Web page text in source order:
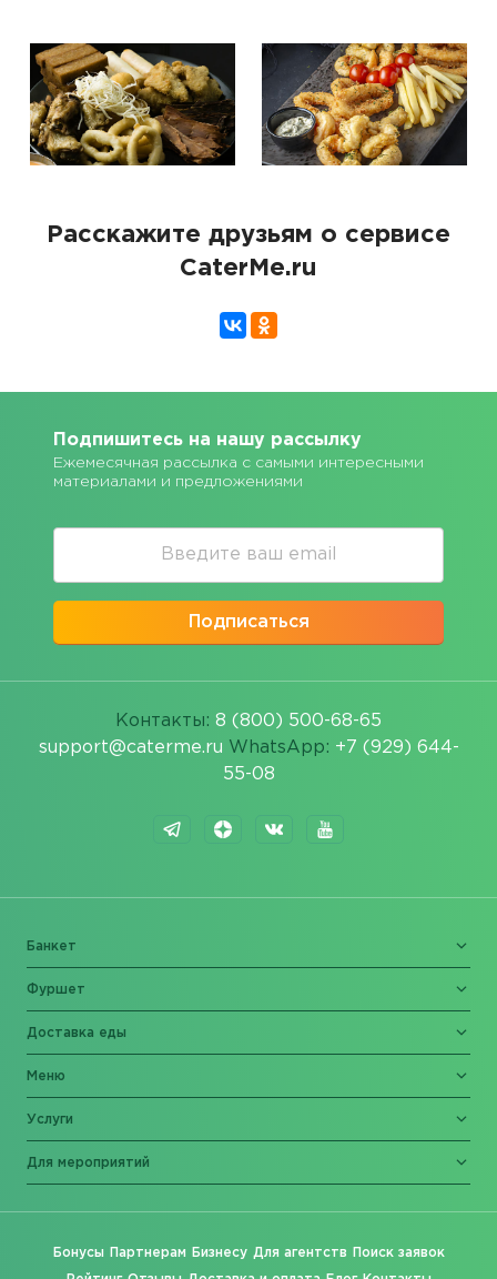
Расскажите друзьям о сервисе
CaterMe.ru
Подпишитесь на нашу рассылку
Ежемесячная рассылка с самыми интересными
материалами и предложениями
Подписаться
Контакты: 8 (800) 500-68-65
support@caterme.ru WhatsApp: +7 (929) 644-
55-08
Банкет
Фуршет
Доставка еды
Меню
Услуги
Для мероприятий
Бонусы Партнерам Бизнесу Для агентств Поиск заявок